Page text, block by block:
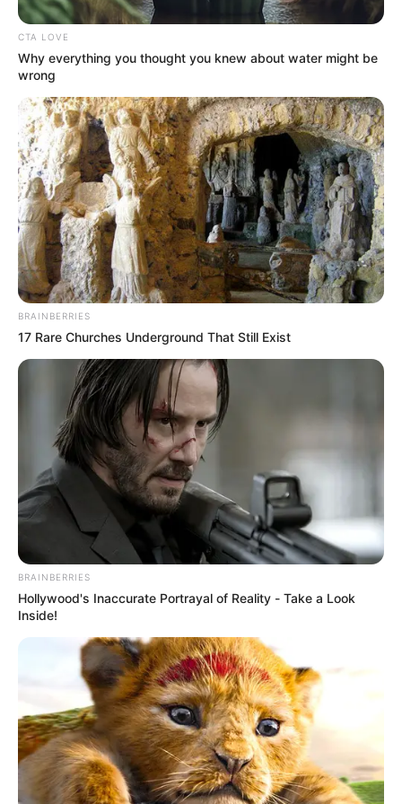
COMPARTIR
TEMAS RELACIONADOS
TRAGENDIA ASESINATO
EXCOMBATIENTES
BELLO, ANTIOQUIA
ALERTA PAISA
DESMOVILIZADOS
COMBOS AUTORIDADES ONU
MANTÉNGASE EN ALERTA
Tenemos todas las noticias que le
interesan. Para estar bien informado, por
favor, active las notificaciones de Alerta.
ACTIVAR AHORA
TEMAS DESTACADOS
EMERGENCIAS POR LLUVIAS
ELECCIONES PRESIDENCIALES
MARINILLA - ANTIOQUIA
YONDÓ - ANTIOQUIA
RIONEGRO
CTA LOVE
Why everything you thought you knew about water might be
wrong
BRAINBERRIES
17 Rare Churches Underground That Still Exist
BRAINBERRIES
Hollywood's Inaccurate Portrayal of Reality - Take a Look
Inside!